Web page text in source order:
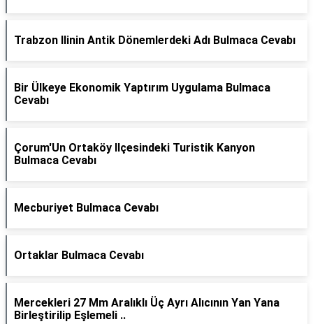
Trabzon Ilinin Antik Dönemlerdeki Adı Bulmaca Cevabı
Bir Ülkeye Ekonomik Yaptırım Uygulama Bulmaca
Cevabı
Çorum'Un Ortaköy Ilçesindeki Turistik Kanyon
Bulmaca Cevabı
Mecburiyet Bulmaca Cevabı
Ortaklar Bulmaca Cevabı
Mercekleri 27 Mm Aralıklı Üç Ayrı Alıcının Yan Yana
Birleştirilip Eşlemeli ..